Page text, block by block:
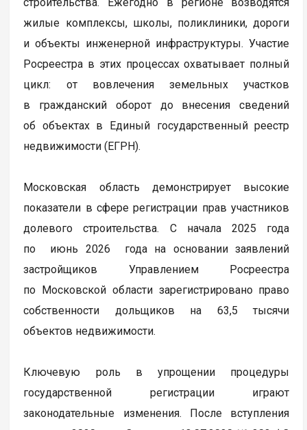
жилые комплексы, школы, поликлиники, дороги
и объекты инженерной инфраструктуры. Участие
Росреестра в этих процессах охватывает полный
цикл: от вовлечения земельных участков
в гражданский оборот до внесения сведений
об объектах в Единый государственный реестр
недвижимости (ЕГРН).
Московская область демонстрирует высокие
показатели в сфере регистрации прав участников
долевого строительства. С начала 2025 года
по июнь 2026 года на основании заявлений
застройщиков Управлением Росреестра
по Московской области зарегистрировано право
собственности дольщиков на 63,5 тысячи
объектов недвижимости.
Ключевую роль в упрощении процедуры
государственной регистрации играют
законодательные изменения. После вступления